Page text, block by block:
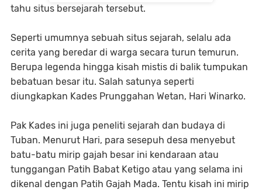
tahu situs bersejarah tersebut.
Seperti umumnya sebuah situs sejarah, selalu ada
cerita yang beredar di warga secara turun temurun.
Berupa legenda hingga kisah mistis di balik tumpukan
bebatuan besar itu. Salah satunya seperti
diungkapkan Kades Prunggahan Wetan, Hari Winarko.
Pak Kades ini juga peneliti sejarah dan budaya di
Tuban. Menurut Hari, para sesepuh desa menyebut
batu-batu mirip gajah besar ini kendaraan atau
tunggangan Patih Babat Ketigo atau yang selama ini
dikenal dengan Patih Gajah Mada. Tentu kisah ini mirip